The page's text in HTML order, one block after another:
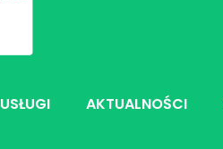
USŁUGI AKTUALNOŚCI